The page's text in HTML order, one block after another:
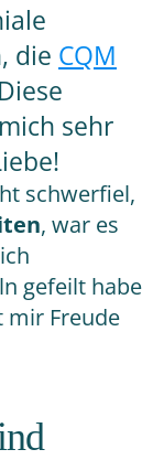
die CQM
sehr
schwerfiel,
, war es
gefeilt habe
mir Freude